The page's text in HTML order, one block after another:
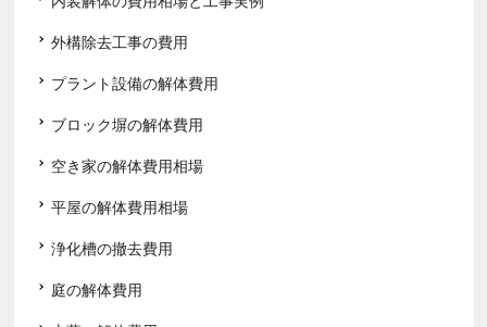
外構除去工事の費用
プラント設備の解体費用
ブロック塀の解体費用
空き家の解体費用相場
平屋の解体費用相場
浄化槽の撤去費用
庭の解体費用